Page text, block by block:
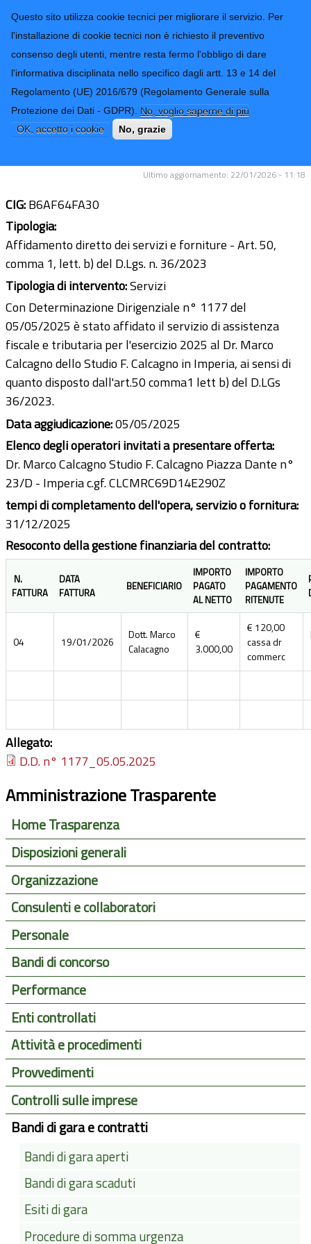
Questo sito utilizza cookie tecnici per migliorare il servizio. Per
l'installazione di cookie tecnici non è richiesto il preventivo
consenso degli utenti, mentre resta fermo l'obbligo di dare
l'informativa disciplinata nello specifico dagli artt. 13 e 14 del
Regolamento (UE) 2016/679 (Regolamento Generale sulla
Protezione dei Dati - GDPR). No, voglio saperne di più
OK, accetto i cookie
No, grazie
Provincia di
Imperia
CONTATTI-URP
TRASPARENZA
Form di ricerca
Affidamento servizio di assistenza
fiscale e tributaria per l'esercizio
Ultimo aggiornamento: 22/01/2026 - 11:18
CIG:B6AF64FA30
Tipologia:
Affidamento diretto dei servizi e forniture - Art. 50,
comma 1, lett. b) del D.Lgs. n. 36/2023
Tipologia di intervento:Servizi
Con Determinazione Dirigenziale n° 1177 del
05/05/2025 è stato affidato il servizio di assistenza
fiscale e tributaria per l'esercizio 2025 al Dr. Marco
Calcagno dello Studio F. Calcagno in Imperia, ai sensi di
quanto disposto dall'art.50 comma1 lett b) del D.LGs
36/2023.
Data aggiudicazione:05/05/2025
Elenco degli operatori invitati a presentare offerta:
Dr. Marco Calcagno Studio F. Calcagno Piazza Dante n°
23/D - Imperia c.gf. CLCMRC69D14E290Z
tempi di completamento dell'opera, servizio o fornitura:
31/12/2025
Resoconto della gestione finanziaria del contratto:
N.
FATTURA
DATA
FATTURA
BENEFICIARIO
IMPORTO
PAGATO
AL NETTO
IMPORTO
PAGAMENTO
RITENUTE
04 19/01/2026
Dott. Marco
Calacagno
€
3.000,00
€ 120,00
cassa dr
commerc
Allegato:
D.D. n° 1177_05.05.2025
Amministrazione Trasparente
Home Trasparenza
Disposizioni generali
Organizzazione
Consulenti e collaboratori
Personale
Bandi di concorso
Performance
Enti controllati
Attività e procedimenti
Provvedimenti
Controlli sulle imprese
Bandi di gara e contratti
Bandi di gara aperti
Bandi di gara scaduti
Esiti di gara
Procedure di somma urgenza